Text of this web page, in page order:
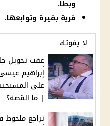
وبطا.
قرية بقيرة وتوابعها.
لا يفوتك
عقب تحويل
إبراهيم
على
| ما القصة؟
تراجع ملحوظ